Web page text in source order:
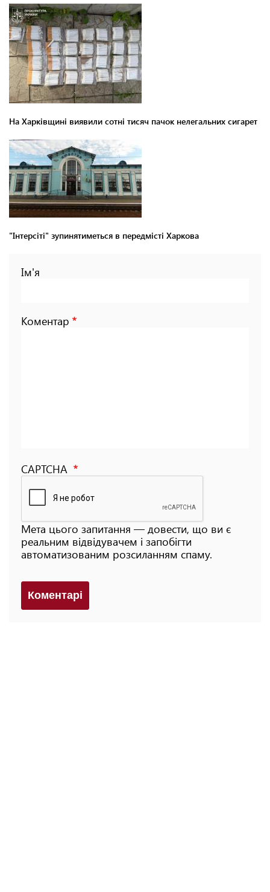
На Харківщині виявили сотні тисяч пачок нелегальних сигарет
"Інтерсіті" зупинятиметься в передмісті Харкова
Ім'я
Коментар
CAPTCHA
Мета цього запитання — довести, що ви є
реальним відвідувачем і запобігти
автоматизованим розсиланням спаму.
Коментарi